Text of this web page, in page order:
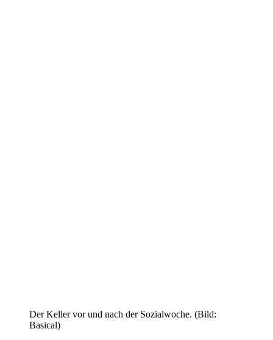
Der Keller vor und nach der Sozialwoche. (Bild:
Basical)